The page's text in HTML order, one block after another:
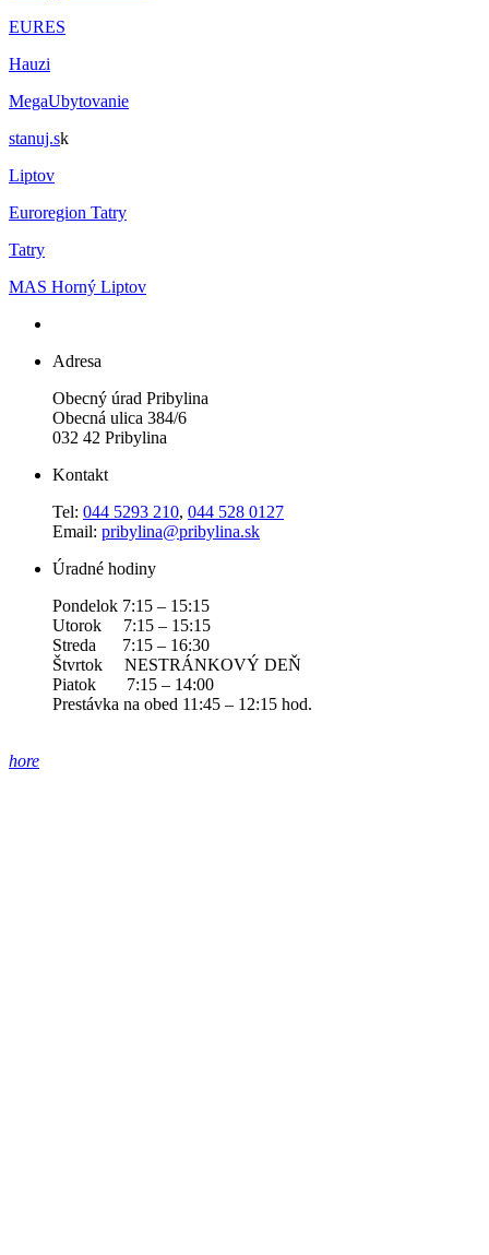
EURES
Hauzi
MegaUbytovanie
stanuj.sk
Liptov
Euroregion Tatry
Tatry
MAS Horný Liptov
Adresa
Obecný úrad Pribylina
Obecná ulica 384/6
032 42 Pribylina
Kontakt
Tel: 044 5293 210, 044 528 0127
Email: pribylina@pribylina.sk
Úradné hodiny
Pondelok 7:15 – 15:15
Utorok 7:15 – 15:15
Streda 7:15 – 16:30
Štvrtok NESTRÁNKOVÝ DEŇ
Piatok 7:15 – 14:00
Prestávka na obed 11:45 – 12:15 hod.
hore